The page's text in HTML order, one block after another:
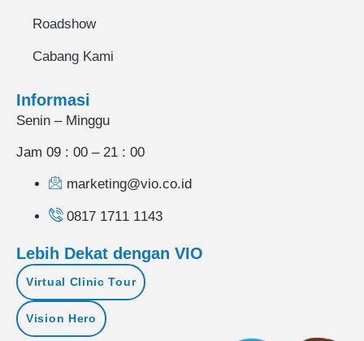
Roadshow
Cabang Kami
Informasi
Senin – Minggu
Jam 09 : 00 – 21 : 00
marketing@vio.co.id
0817 1711 1143
Lebih Dekat dengan VIO
Virtual Clinic Tour
Vision Hero